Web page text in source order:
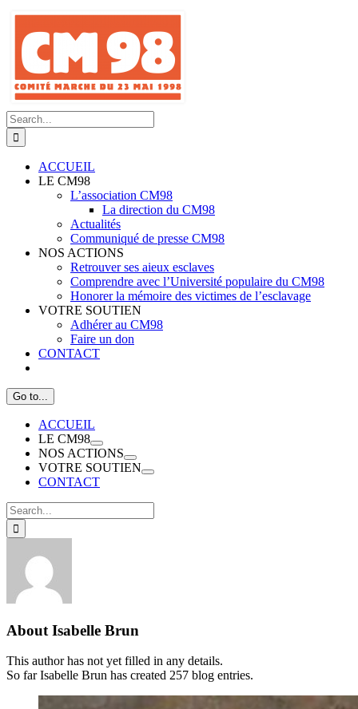
Skip
content
Search
for:
ACCUEIL
LE CM98
L’association CM98
La direction du CM98
Actualités
Communiqué de presse CM98
NOS ACTIONS
Retrouver ses aieux esclaves
Comprendre avec l’Université populaire du CM98
Honorer la mémoire des victimes de l’esclavage
VOTRE SOUTIEN
Adhérer au CM98
Faire un don
CONTACT
Go to...
ACCUEIL
LE CM98
NOS ACTIONS
VOTRE SOUTIEN
CONTACT
Search
for:
About Isabelle Brun
This author has not yet filled in any details.
So far Isabelle Brun has created 257 blog entries.